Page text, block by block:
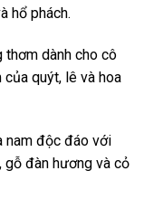
hổ phách.
dành cho cô
quýt, lê và hoa
nam độc đáo với
gỗ đàn hương và cỏ